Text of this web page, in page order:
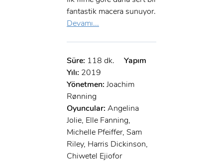
fantastik macera sunuyor.
Devamı...
Süre: 118 dk.
Yapım
Yılı: 2019
Yönetmen: Joachim
Rønning
Oyuncular: Angelina
Jolie, Elle Fanning,
Michelle Pfeiffer, Sam
Riley, Harris Dickinson,
Chiwetel Ejiofor